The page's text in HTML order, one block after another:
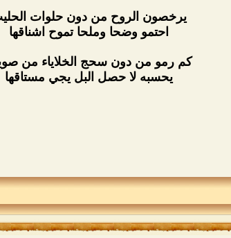
يرخصون الروح من دون حلوات
احتمو وضحا وملحا تموح اشناقها
كم رمو من دون سحج الخلاياء من
يحسبه لا حصل البل يجي مستاقها